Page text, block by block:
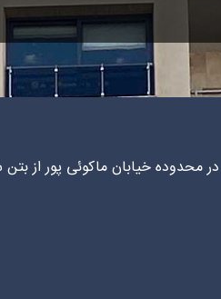
در محدوده خیابان ماکوئی پور